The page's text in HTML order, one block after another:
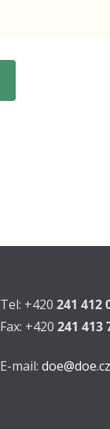
Tel: +420 241 412
Fax: +420 241 413
E-mail: doe@doe.cz